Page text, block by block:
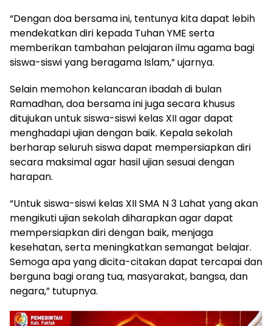
“Dengan doa bersama ini, tentunya kita dapat lebih
mendekatkan diri kepada Tuhan YME serta
memberikan tambahan pelajaran ilmu agama bagi
siswa-siswi yang beragama Islam,” ujarnya.
Selain memohon kelancaran ibadah di bulan
Ramadhan, doa bersama ini juga secara khusus
ditujukan untuk siswa-siswi kelas XII agar dapat
menghadapi ujian dengan baik. Kepala sekolah
berharap seluruh siswa dapat mempersiapkan diri
secara maksimal agar hasil ujian sesuai dengan
harapan.
“Untuk siswa-siswi kelas XII SMA N 3 Lahat yang akan
mengikuti ujian sekolah diharapkan agar dapat
mempersiapkan diri dengan baik, menjaga
kesehatan, serta meningkatkan semangat belajar.
Semoga apa yang dicita-citakan dapat tercapai dan
berguna bagi orang tua, masyarakat, bangsa, dan
negara,” tutupnya.